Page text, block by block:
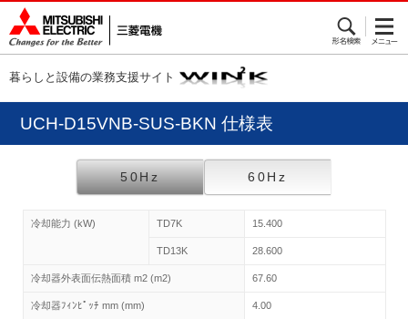
暮らしと設備の業務支援サイト
UCH-D15VNB-SUS-BKN 仕様表
50Hz 60Hz
冷却能力 (kW) TD7K 15.400
TD13K 28.600
冷却器外表面伝熱面積 m2 (m2) 67.60
冷却器ﾌｨﾝﾋﾟｯﾁ mm (mm) 4.00